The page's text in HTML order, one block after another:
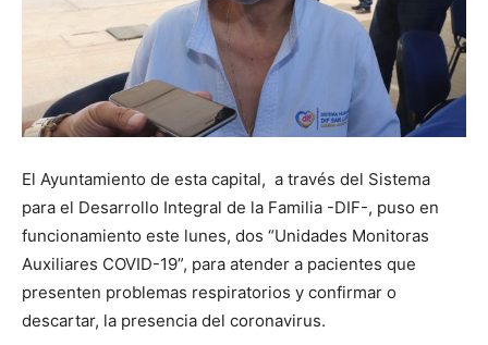
El Ayuntamiento de esta capital, a través del Sistema
para el Desarrollo Integral de la Familia -DIF-, puso en
funcionamiento este lunes, dos “Unidades Monitoras
Auxiliares COVID-19”, para atender a pacientes que
presenten problemas respiratorios y confirmar o
descartar, la presencia del coronavirus.